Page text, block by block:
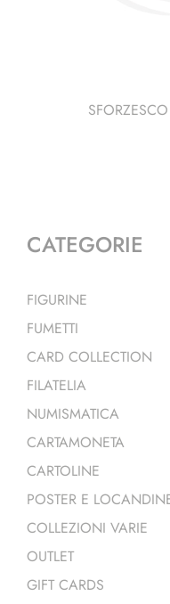
CATEGORIE
FIGURINE
FUMETTI
CARD COLLECTION
FILATELIA
NUMISMATICA
CARTAMONETA
CARTOLINE
POSTER E
COLLEZIONI VARIE
OUTLET
GIFT CARDS